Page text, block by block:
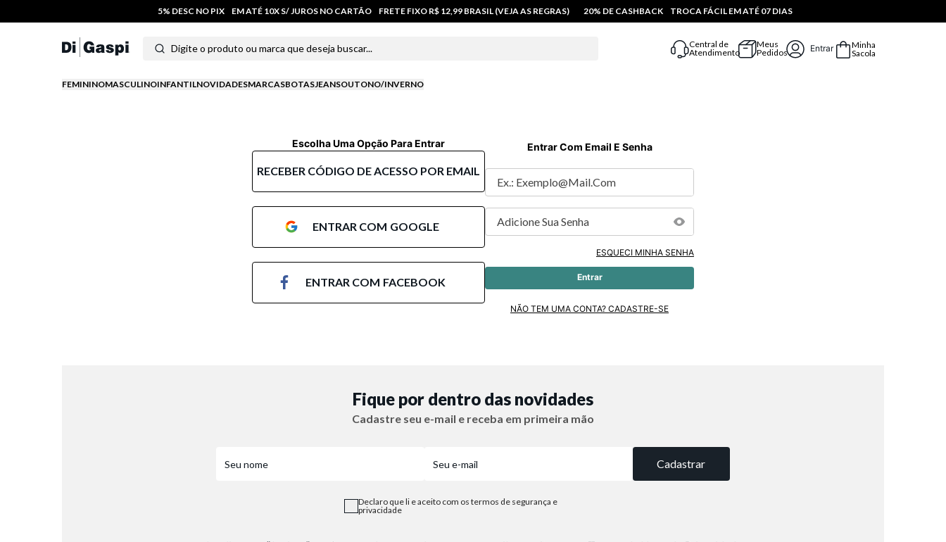
5% DESC NO PIX EM ATÉ 10X S/ JUROS NO CARTÃO FRETE FIXO R$ 12,99 BRASIL (VEJA AS REGRAS) 20% DE CASHBACK TROCA FÁCIL EM ATÉ 07 DIAS
Digite o produto ou marca que deseja buscar...
Central de
Atendimento
Meus
Pedidos
Entrar
Minha
Sacola
FEMININOMASCULINOINFANTILNOVIDADESMARCASBOTASJEANSOUTONO/INVERNO
Escolha Uma Opção Para Entrar
RECEBER CÓDIGO DE ACESSO POR EMAIL
ENTRAR COM GOOGLE
ENTRAR COM FACEBOOK
Entrar Com Email E Senha
ESQUECI MINHA SENHA
Entrar
NÃO TEM UMA CONTA? CADASTRE-SE
Fique por dentro das novidades
Cadastre seu e-mail e receba em primeira mão
Cadastrar
Declaro que li e aceito com os termos de segurança e
privacidade